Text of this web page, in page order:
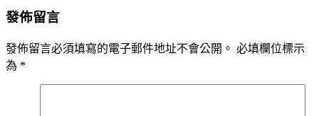
發佈留言
發佈留言必須填寫的電子郵件地址不會公開。 必填欄位標示
為 *